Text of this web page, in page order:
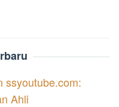
ssyoutube.com:
Ahli